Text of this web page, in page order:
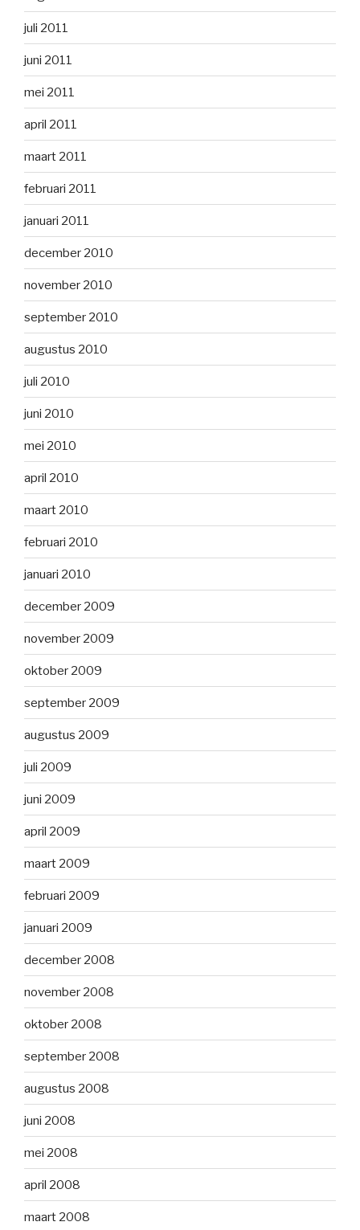
juli 2011
juni 2011
mei 2011
april 2011
maart 2011
februari 2011
januari 2011
december 2010
november 2010
september 2010
augustus 2010
juli 2010
juni 2010
mei 2010
april 2010
maart 2010
februari 2010
januari 2010
december 2009
november 2009
oktober 2009
september 2009
augustus 2009
juli 2009
juni 2009
april 2009
maart 2009
februari 2009
januari 2009
december 2008
november 2008
oktober 2008
september 2008
augustus 2008
juni 2008
mei 2008
april 2008
maart 2008